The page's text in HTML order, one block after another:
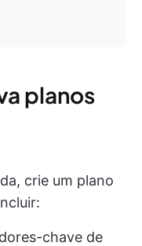
planos
crie um plano
chave de